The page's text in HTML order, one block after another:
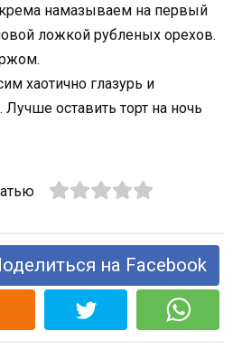
намазываем на первый
ложкой рубленых орехов.
хаотично глазурь и
оставить торт на ночь
на Facebook